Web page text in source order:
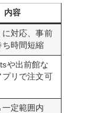
内容
に対応、事前
ち時間短縮
や出前館な
プリで注文可
一定範囲内